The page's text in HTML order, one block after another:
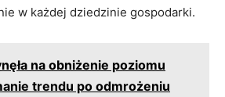
w każdej dziedzinie gospodarki.
na obniżenie poziomu
trendu po odmrożeniu